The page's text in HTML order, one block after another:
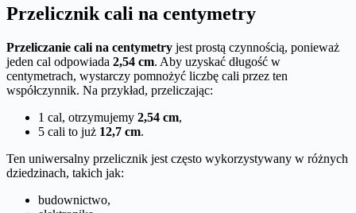
Przelicznik cali na centymetry
Przeliczanie cali na centymetry jest prostą czynnością, ponieważ
jeden cal odpowiada 2,54 cm. Aby uzyskać długość w
centymetrach, wystarczy pomnożyć liczbę cali przez ten
współczynnik. Na przykład, przeliczając:
1 cal, otrzymujemy 2,54 cm,
5 cali to już 12,7 cm.
Ten uniwersalny przelicznik jest często wykorzystywany w różnych
dziedzinach, takich jak:
budownictwo,